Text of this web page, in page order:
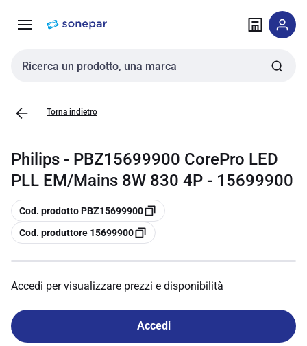
navigazione alla
Cerca input
Torna indietro
Philips - PBZ15699900 CorePro LED
PLL EM/Mains 8W 830 4P - 15699900
copia
Cod. prodotto PBZ15699900
copia
Cod. produttore 15699900
Accedi per visualizzare prezzi e disponibilità
Accedi